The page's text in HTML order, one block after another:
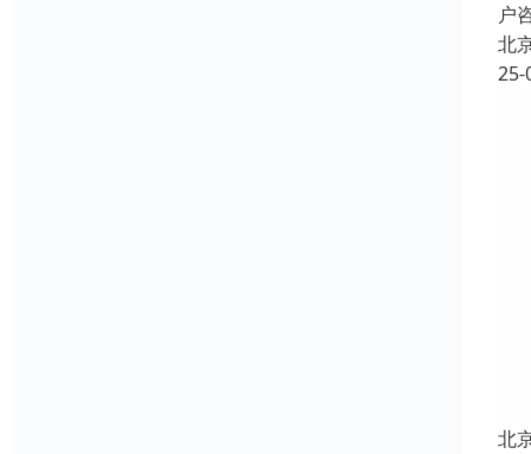
户
北
25-
北